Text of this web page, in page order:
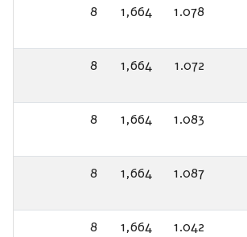
1.078
1,664
8
1.072
1,664
8
1.083
1,664
8
1.087
1,664
8
1.042
1,664
8